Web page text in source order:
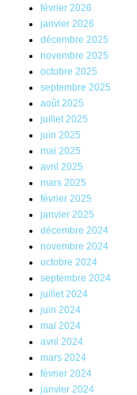
février 2026
janvier 2026
décembre 2025
novembre 2025
octobre 2025
septembre 2025
août 2025
juillet 2025
juin 2025
mai 2025
avril 2025
mars 2025
février 2025
janvier 2025
décembre 2024
novembre 2024
octobre 2024
septembre 2024
juillet 2024
juin 2024
mai 2024
avril 2024
mars 2024
février 2024
janvier 2024